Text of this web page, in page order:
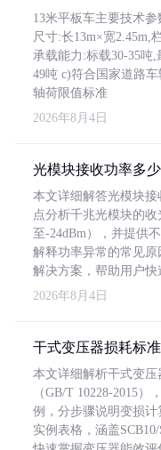
13米平板车主要技术
尺寸:长13m×宽2.45m,
承载能力:标载30-35吨
49吨 c)符合国家道路车
轴荷限值标准
2026年8月4日
光模块接收功率多
本文详细解答光模块
点分析千兆光模块的
至-24dBm），并提供
解释功率异常的常见
解决方案，帮助用户快
2026年8月4日
干式变压器损耗标
本文详细解析干式变
（GB/T 10228-2015
例，分步骤说明变损
实例表格，涵盖